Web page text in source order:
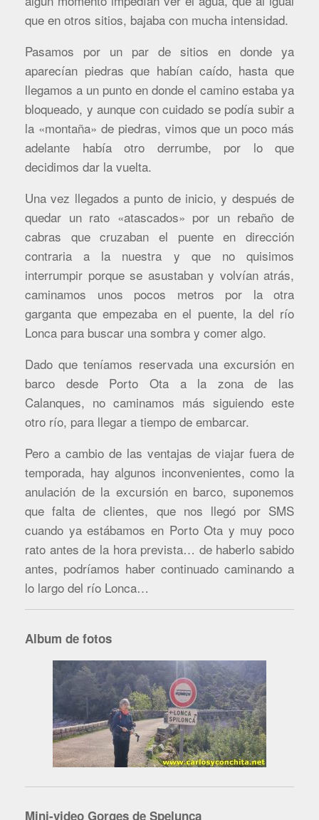
que en otros sitios, bajaba con mucha intensidad.
Pasamos por un par de sitios en donde ya
aparecían piedras que habían caído, hasta que
llegamos a un punto en donde el camino estaba ya
bloqueado, y aunque con cuidado se podía subir a
la «montaña» de piedras, vimos que un poco más
adelante había otro derrumbe, por lo que
decidimos dar la vuelta.
Una vez llegados a punto de inicio, y después de
quedar un rato «atascados» por un rebaño de
cabras que cruzaban el puente en dirección
contraria a la nuestra y que no quisimos
interrumpir porque se asustaban y volvían atrás,
caminamos unos pocos metros por la otra
garganta que empezaba en el puente, la del río
Lonca para buscar una sombra y comer algo.
Dado que teníamos reservada una excursión en
barco desde Porto Ota a la zona de las
Calanques, no caminamos más siguiendo este
otro río, para llegar a tiempo de embarcar.
Pero a cambio de las ventajas de viajar fuera de
temporada, hay algunos inconvenientes, como la
anulación de la excursión en barco, suponemos
que falta de clientes, que nos llegó por SMS
cuando ya estábamos en Porto Ota y muy poco
rato antes de la hora prevista… de haberlo sabido
antes, podríamos haber continuado caminando a
lo largo del río Lonca…
Album de fotos
Mini-video Gorges de Spelunca